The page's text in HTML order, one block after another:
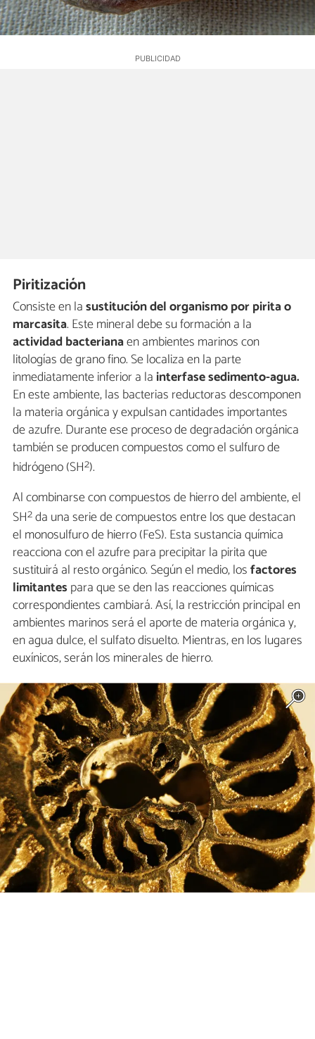
Piritización
Consiste en lasustitución del organismo por pirita o
marcasita. Este mineral debe su formación a la
actividad bacterianaen ambientes marinos con
litologías de grano fino. Se localiza en la parte
inmediatamente inferior a la interfase sedimento-agua.
En este ambiente, las bacterias reductoras descomponen
la materia orgánica y expulsan cantidades importantes
de azufre. Durante ese proceso de degradación orgánica
también se producen compuestos como el sulfuro de
hidrógeno (SH2).
Al combinarse con compuestos de hierro del ambiente, el
SH2da una serie de compuestos entre los que destacan
el monosulfuro de hierro (FeS). Esta sustancia química
reacciona con el azufre para precipitar la pirita que
sustituirá al resto orgánico. Según el medio, losfactores
limitantes para que se den las reacciones químicas
correspondientes cambiará. Así, la restricción principal en
ambientes marinos será el aporte de materia orgánica y,
en agua dulce, el sulfato disuelto. Mientras, en los lugares
euxínicos, serán los minerales de hierro.